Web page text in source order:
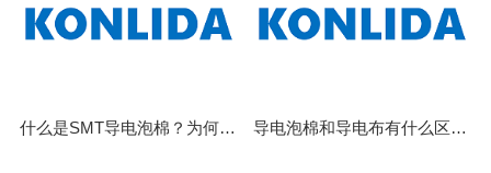
什么是SMT导电泡棉？为何它能颠覆传统屏蔽设计 导电泡棉和导电布有什么区别？3个维度讲清楚，别再选错了